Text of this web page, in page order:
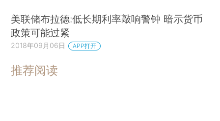
美联储布拉德:低长期利率敲响警钟 暗示货币
政策可能过紧
2018年09月06日 APP打开
推荐阅读